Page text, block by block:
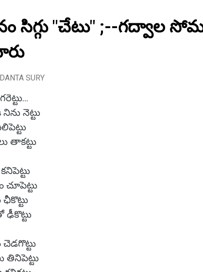
సిగ్గు "చేటు" ;--గద్వాల
SURY
నెట్టు
తాకట్టు
చూపెట్టు